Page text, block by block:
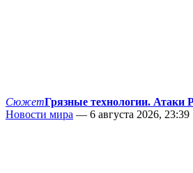
СюжетГрязные технологии.
Новости мира — 6 августа 2026, 23:39